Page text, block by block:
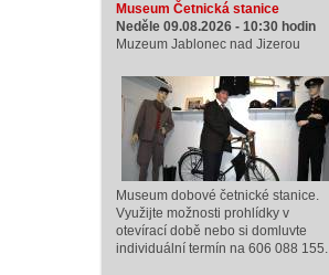
Museum Četnická stanice
Neděle 09.08.2026 - 10:30 hodin
Muzeum Jablonec nad Jizerou
Museum dobové četnické stanice.
Využijte možnosti prohlídky v
otevírací době nebo si domluvte
individuální termín na 606 088 155.